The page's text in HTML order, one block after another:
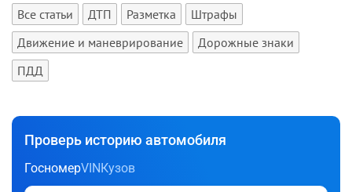
Все статьи ДТП Разметка
Штрафы
Движение и маневрирование
Дорожные знаки
ПДД
Проверь историю автомобиля
ГосномерVINКузов